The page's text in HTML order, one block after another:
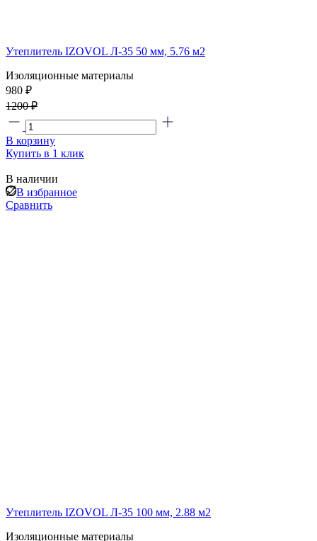
Утеплитель IZOVOL Л-35 50 мм, 5.76 м2
Изоляционные материалы
980 ₽
1200 ₽
В корзину
Купить в 1 клик
В наличии
В избранное
Сравнить
Утеплитель IZOVOL Л-35 100 мм, 2.88 м2
Изоляционные материалы